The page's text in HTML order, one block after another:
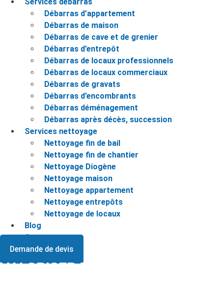
Services débarras
Débarras d’appartement
Débarras de maison
Débarras de cave et de grenier
Débarras d’entrepôt
Débarras de locaux professionnels
Débarras de locaux commerciaux
Débarras de gravats
Débarras d’encombrants
Débarras déménagement
Débarras après décès, succession
Services nettoyage
Nettoyage fin de bail
Nettoyage fin de chantier
Nettoyage Diogène
Nettoyage maison
Nettoyage appartement
Nettoyage entrepôts
Nettoyage de locaux
Blog
Contact
Demande de devis
VALORISER MEUBLES LORS D’UN